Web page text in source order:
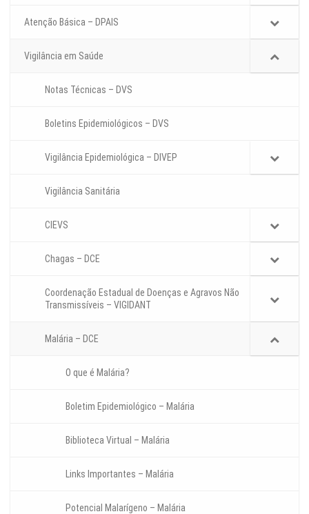
Atenção Básica – DPAIS
Vigilância em Saúde
Notas Técnicas – DVS
Boletins Epidemiológicos – DVS
Vigilância Epidemiológica – DIVEP
Vigilância Sanitária
CIEVS
Chagas – DCE
Coordenação Estadual de Doenças e Agravos Não
Transmissíveis – VIGIDANT
Malária – DCE
O que é Malária?
Boletim Epidemiológico – Malária
Biblioteca Virtual – Malária
Links Importantes – Malária
Potencial Malarígeno – Malária